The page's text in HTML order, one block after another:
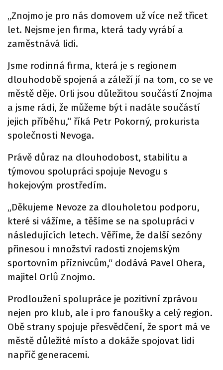
„Znojmo je pro nás domovem už více než třicet
let. Nejsme jen firma, která tady vyrábí a
zaměstnává lidi.
Jsme rodinná firma, která je s regionem
dlouhodobě spojená a záleží jí na tom, co se ve
městě děje. Orli jsou důležitou součástí Znojma
a jsme rádi, že můžeme být i nadále součástí
jejich příběhu,“ říká Petr Pokorný, prokurista
společnosti Nevoga.
Právě důraz na dlouhodobost, stabilitu a
týmovou spolupráci spojuje Nevogu s
hokejovým prostředím.
„Děkujeme Nevoze za dlouholetou podporu,
které si vážíme, a těšíme se na spolupráci v
následujících letech. Věříme, že další sezóny
přinesou i množství radosti znojemským
sportovním příznivcům,“ dodává Pavel Ohera,
majitel Orlů Znojmo.
Prodloužení spolupráce je pozitivní zprávou
nejen pro klub, ale i pro fanoušky a celý region.
Obě strany spojuje přesvědčení, že sport má ve
městě důležité místo a dokáže spojovat lidi
napříč generacemi.